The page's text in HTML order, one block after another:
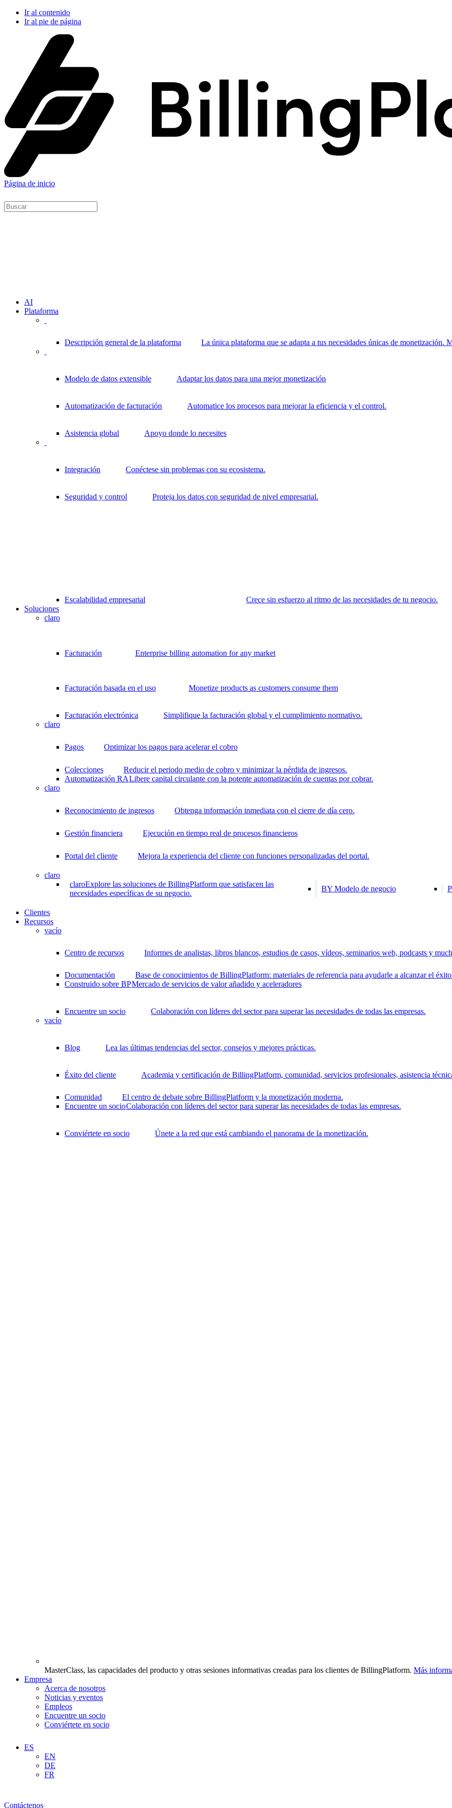
Ir al contenido
Ir al pie de página
Página de inicio
AI
Plataforma
Descripción general de la plataforma La única plataforma que se adapta a tus necesidades únicas de monetización.
Modelo de datos extensible Adaptar los datos para una mejor monetización
Automatización de facturación Automatice los procesos para mejorar la eficiencia y el control.
Asistencia global Apoyo donde lo necesites
Integración Conéctese sin problemas con su ecosistema.
Seguridad y control Proteja los datos con seguridad de nivel empresarial.
Escalabilidad empresarial
Crece sin esfuerzo al ritmo de las necesidades de tu negocio.
Soluciones
claro
Facturación Enterprise billing automation for any market
Facturación basada en el uso Monetize products as customers consume them
Facturación electrónica
Simplifique la facturación global y el cumplimiento normativo.
claro
Pagos Optimizar los pagos para acelerar el cobro
Colecciones
Reducir el periodo medio de cobro y minimizar la pérdida de ingresos.
Automatización RALibere capital circulante con la potente automatización de cuentas por cobrar.
claro
Reconocimiento de ingresos Obtenga información inmediata con el cierre de día cero.
Gestión financiera Ejecución en tiempo real de procesos financieros
Portal del cliente Mejora la experiencia del cliente con funciones personalizadas del portal.
claro
claroExplore las soluciones de BillingPlatform que satisfacen las
necesidades específicas de su negocio.
BY Modelo de negocio
Clientes
Recursos
vacío
Centro de recursos Informes de analistas, libros blancos, estudios de casos, vídeos, seminarios web, podcasts y
Documentación
Base de conocimientos de BillingPlatform: materiales de referencia para ayudarle a alcanzar el
Construido sobre BPMercado de servicios de valor añadido y aceleradores
Encuentre un socio
Colaboración con líderes del sector para superar las necesidades de todas las empresas.
vacío
Blog Lea las últimas tendencias del sector, consejos y mejores prácticas.
Éxito del cliente Academia y certificación de BillingPlatform, comunidad, servicios profesionales, asistencia
Comunidad
El centro de debate sobre BillingPlatform y la monetización moderna.
Encuentre un socioColaboración con líderes del sector para superar las necesidades de todas las empresas.
Conviértete en socio Únete a la red que está cambiando el panorama de la monetización.
MasterClass, las capacidades del producto y otras sesiones informativas creadas para los clientes de BillingPlatform. Más
Empresa
Acerca de nosotros
Noticias y eventos
Empleos
Encuentre un socio
Conviértete en socio
ES
EN
DE
FR
Contáctenos